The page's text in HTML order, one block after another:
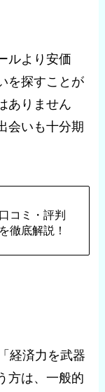
ルより安価
を探すことが
ありません
会いも十分期
コミ・評判
徹底解説！
経済力を武器
方は、一般的